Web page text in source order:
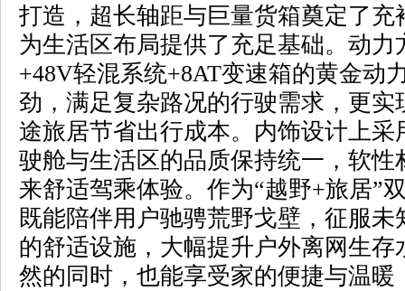
打造，超长轴距与巨量货箱奠定了
为生活区布局提供了充足基础。动力
+48V轻混系统+8AT变速箱的黄金动
劲，满足复杂路况的行驶需求，更
途旅居节省出行成本。内饰设计上采
驶舱与生活区的品质保持统一，软
来舒适驾乘体验。作为“越野+旅居”
既能陪伴用户驰骋荒野戈壁，征服
的舒适设施，大幅提升户外离网生
然的同时，也能享受家的便捷与温